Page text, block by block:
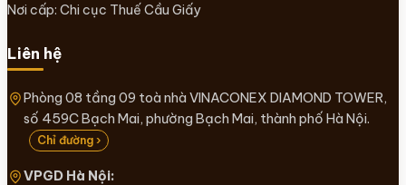
Nơi cấp: Chi cục Thuế Cầu Giấy
Liên hệ
Phòng 08 tầng 09 toà nhà VINACONEX DIAMOND TOWER,
số 459C Bạch Mai, phường Bạch Mai, thành phố Hà Nội.
Chỉ đường ›
VPGD Hà Nội: